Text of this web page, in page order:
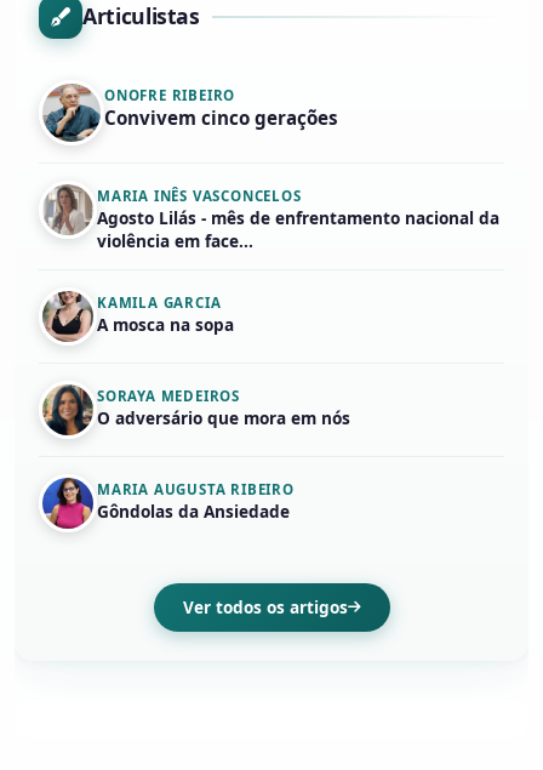
Articulistas
ONOFRE RIBEIRO
Convivem cinco gerações
MARIA INÊS VASCONCELOS
Agosto Lilás - mês de enfrentamento nacional da
violência em face...
KAMILA GARCIA
A mosca na sopa
SORAYA MEDEIROS
O adversário que mora em nós
MARIA AUGUSTA RIBEIRO
Gôndolas da Ansiedade
Ver todos os artigos